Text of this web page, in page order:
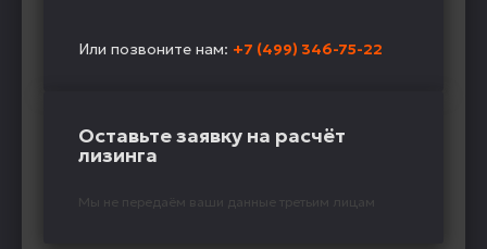
Или позвоните нам: +7 (499) 346-75-22
Оставьте заявку на расчёт
лизинга
Мы не передаём ваши данные третьим лицам